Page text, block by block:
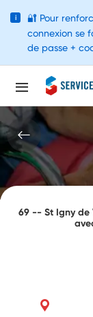
69 -- St Igny de
i 🔐 Pour
connexion se
de passe +